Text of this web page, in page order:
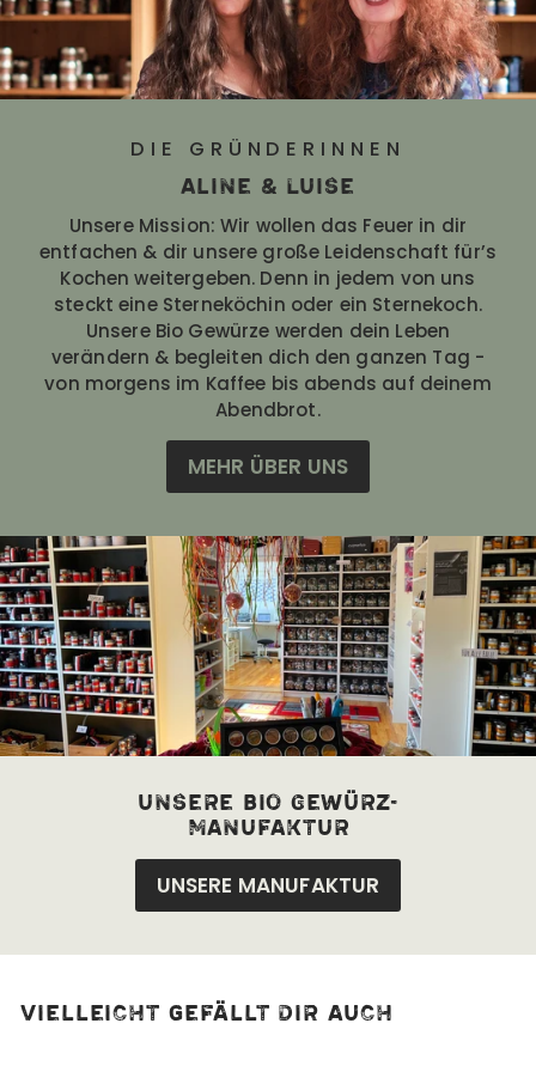
DIE GRÜNDERINNEN
Aline & Luise
Unsere Mission: Wir wollen das Feuer in dir
entfachen & dir unsere große Leidenschaft für’s
Kochen weitergeben. Denn in jedem von uns
steckt eine Sterneköchin oder ein Sternekoch.
Unsere Bio Gewürze werden dein Leben
verändern & begleiten dich den ganzen Tag -
von morgens im Kaffee bis abends auf deinem
Abendbrot.
MEHR ÜBER UNS
unsere bio Gewürz-
manufaktur
UNSERE MANUFAKTUR
Vielleicht gefällt dir auch